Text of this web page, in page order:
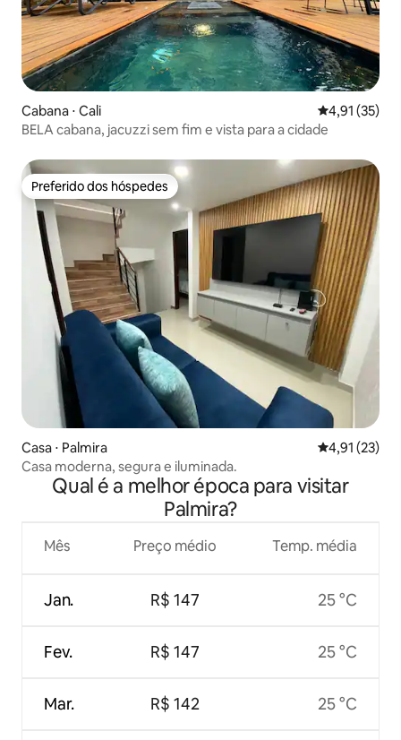
Cabana ⋅ Cali 4,91 de uma
4,91 (35)
BELA cabana, jacuzzi sem fim e vista para a cidade
Preferido dos hóspedes
Preferido dos hóspedes
Casa ⋅ Palmira 4,91 de uma
4,91 (23)
Casa moderna, segura e iluminada.
Qual é a melhor época para visitar
Palmira?
Mês
Jan.
Fev.
Mar.
Preço médio
R$ 147
R$ 147
R$ 142
Temp. média
25 °C
25 °C
25 °C